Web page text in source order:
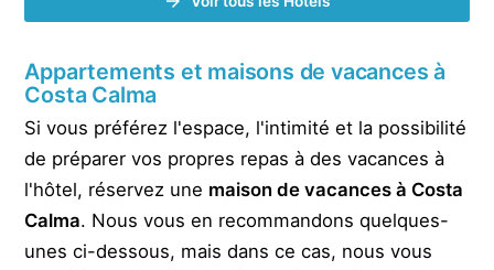
Appartements et maisons de vacances à
Costa Calma
Si vous préférez l'espace, l'intimité et la possibilité
de préparer vos propres repas à des vacances à
l'hôtel, réservez une maison de vacances à Costa
Calma. Nous vous en recommandons quelques-
unes ci-dessous, mais dans ce cas, nous vous